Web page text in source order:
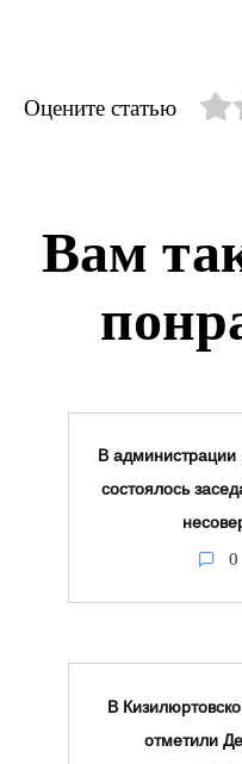
Оцените статью
Вам
В администрации
состоялось
0
В
отметили